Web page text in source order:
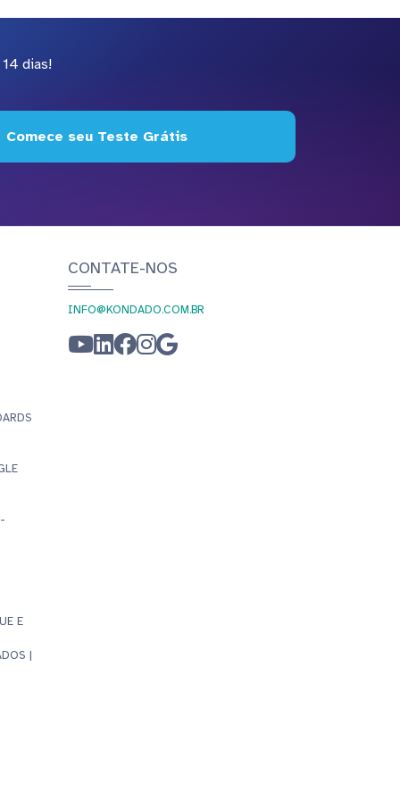
dias!
Comece seu Teste Grátis
E
|
CONTATE-NOS
INFO@KONDADO.COM.BR